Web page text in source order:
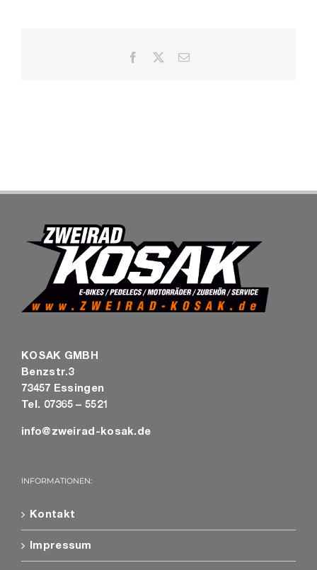
Facebook E-
KOSAK GMBH
Benzstr.3
73457 Essingen
Tel. 07365 – 5521
info@zweirad-kosak.de
INFORMATIONEN:
Kontakt
Impressum